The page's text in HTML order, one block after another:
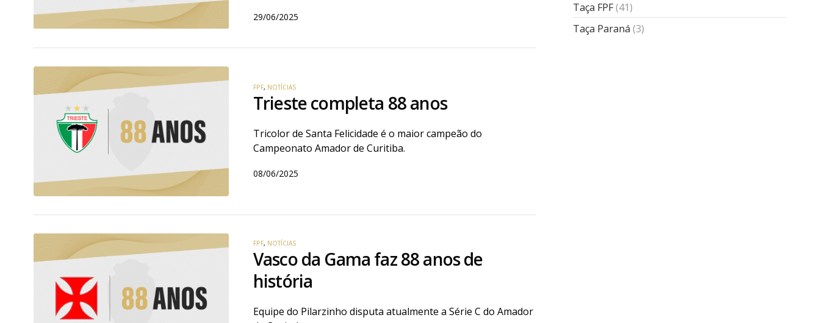
29/06/2025
FPF, NOTÍCIAS
Trieste completa 88 anos
Tricolor de Santa Felicidade é o maior campeão do
Campeonato Amador de Curitiba.
08/06/2025
FPF, NOTÍCIAS
Vasco da Gama faz 88 anos de
história
Equipe do Pilarzinho disputa atualmente a Série C do Amador
Taça FPF(41)
Taça Paraná (3)